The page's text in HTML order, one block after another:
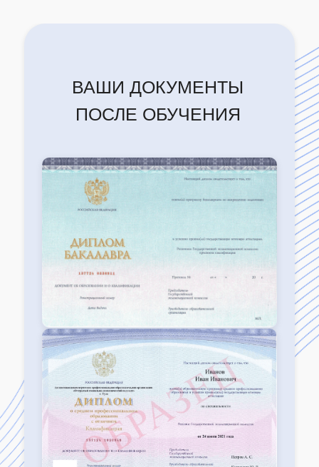
ВАШИ ДОКУМЕНТЫ
ПОСЛЕ ОБУЧЕНИЯ